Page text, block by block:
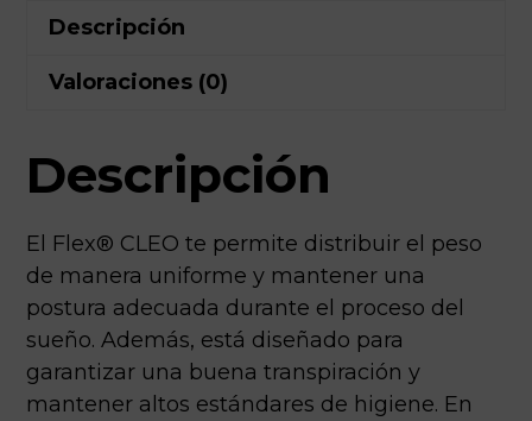
Descripción
Valoraciones (0)
Descripción
El Flex® CLEO te permite distribuir el peso
de manera uniforme y mantener una
postura adecuada durante el proceso del
sueño. Además, está diseñado para
garantizar una buena transpiración y
mantener altos estándares de higiene. En